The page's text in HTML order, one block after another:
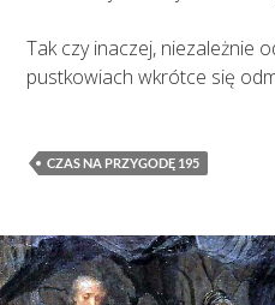
Tak czy inaczej, niezależnie
pustkowiach wkrótce się
CZAS NA PRZYGODĘ 195